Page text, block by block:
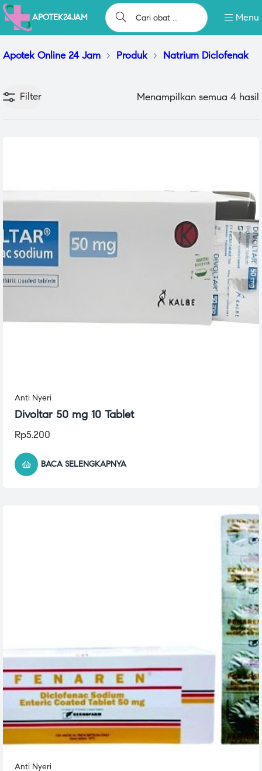
APOTEK24JAM Menu
Apotek Online 24 Jam > Produk > Natrium Diclofenak
Filter Menampilkan semua 4 hasil
Anti Nyeri
Divoltar 50 mg 10 Tablet
Rp5.200
BACA SELENGKAPNYA
Anti Nyeri